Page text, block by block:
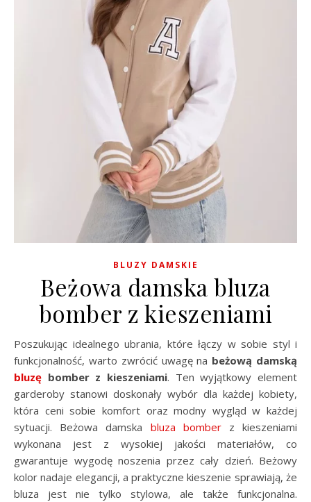
BLUZY DAMSKIE
Beżowa damska bluza
bomber z kieszeniami
Poszukując idealnego ubrania, które łączy w sobie styl i
funkcjonalność, warto zwrócić uwagę na beżową damską
bluzę bomber z kieszeniami. Ten wyjątkowy element
garderoby stanowi doskonały wybór dla każdej kobiety,
która ceni sobie komfort oraz modny wygląd w każdej
sytuacji. Beżowa damska bluza bomberz kieszeniami
wykonana jest z wysokiej jakości materiałów, co
gwarantuje wygodę noszenia przez cały dzień. Beżowy
kolor nadaje elegancji, a praktyczne kieszenie sprawiają, że
bluza jest nie tylko stylowa, ale także funkcjonalna.